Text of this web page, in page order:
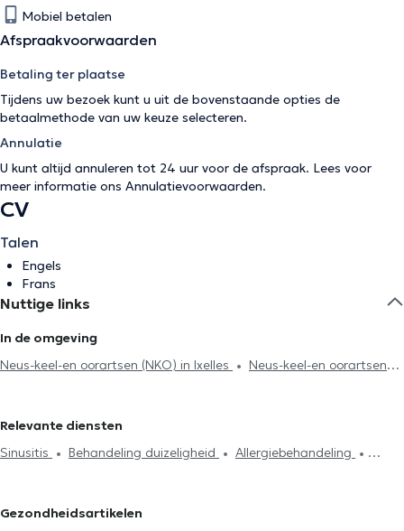
Mobiel betalen
Afspraakvoorwaarden
Betaling ter plaatse
Tijdens uw bezoek kunt u uit de bovenstaande opties de
betaalmethode van uw keuze selecteren.
Annulatie
U kunt altijd annuleren tot 24 uur voor de afspraak. Lees voor
meer informatie ons Annulatievoorwaarden.
CV
Talen
Engels
Frans
Nuttige links
In de omgeving
Neus-keel-en oorartsen (NKO) in Ixelles
Neus-keel-en oorartsen
(NKO) in Tienen
Neus-keel-en oorartsen (NKO) in Laken
keel-en oorartsen (NKO) in Schaerbeek
Neus-keel-en oorartsen
Relevante diensten
Sinusitis
Behandeling duizeligheid
Allergiebehandeling
Bekwaamheidstest voor piloten en cabinepersoneel
Gezondheidsartikelen